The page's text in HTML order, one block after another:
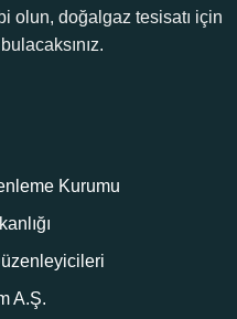
olun, doğalgaz tesisatı için
Kurumu
A.Ş.